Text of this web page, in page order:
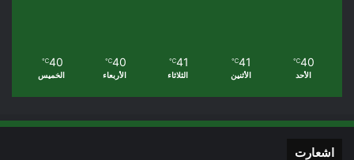
40
℃
الأحد
41
℃
الأثنين
41
℃
الثلاثاء
40
℃
الأربعاء
40
℃
الخميس
اشعارت